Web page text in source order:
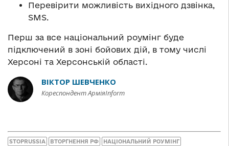
Перевірити можливість вихідного дзвінка,
SMS.
Перш за все національний роумінг буде
підключений в зоні бойових дій, в тому числі
Херсоні та Херсонській області.
ВІКТОР ШЕВЧЕНКО
Кореспондент АрміяInform
STOPRUSSIA ВТОРГНЕННЯ РФ НАЦІОНАЛЬНИЙ РОУМІНГ